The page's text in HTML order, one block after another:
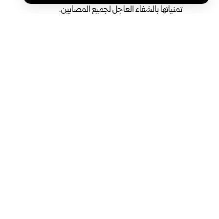
تمنياتها بالشفاء العاجل لجميع المصابين.